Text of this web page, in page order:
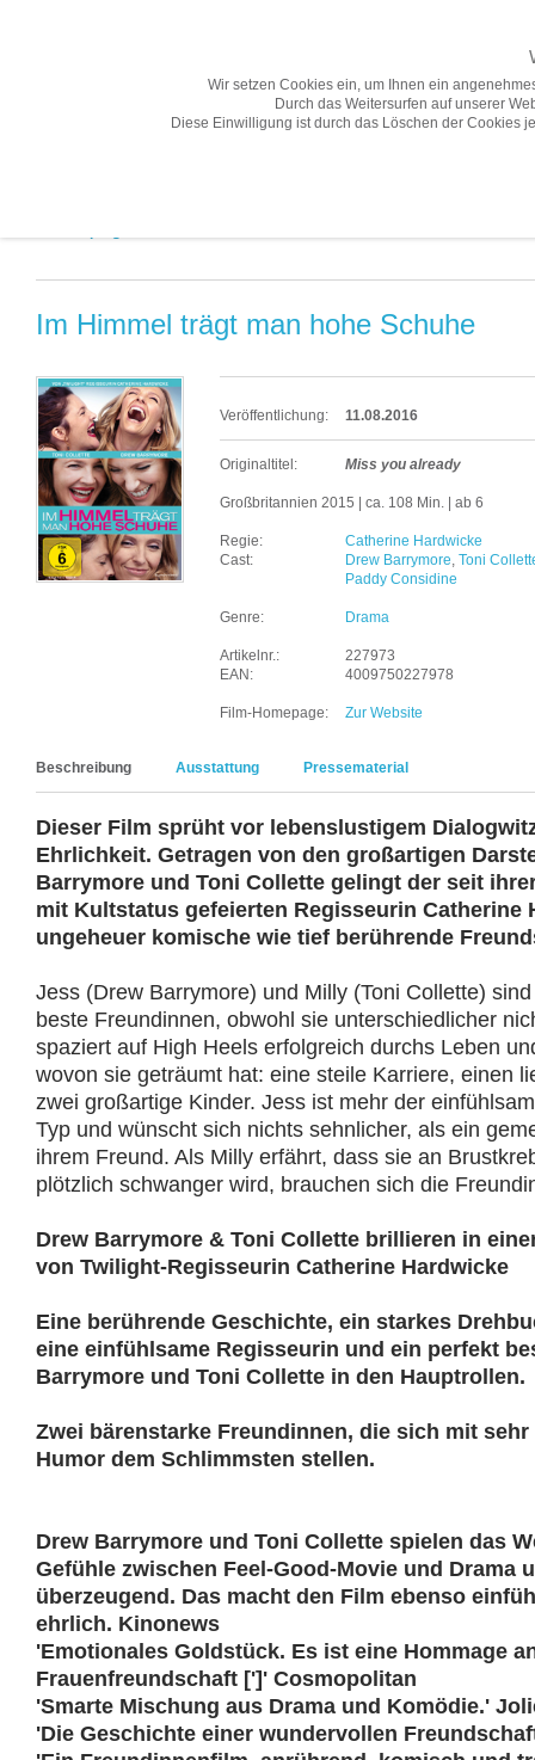
Im Himmel trägt man hohe Schuhe
Veröffentlichung: 11.08.2016
Originaltitel: Miss you already
Großbritannien 2015 | ca. 108 Min. | ab 6
Regie:
Catherine Hardwicke
Cast:
Drew Barrymore, Toni
Paddy Considine
Genre: Drama
Artikelnr.:
227973
EAN:
4009750227978
Film-Homepage: Zur Website
Beschreibung Ausstattung Pressematerial
Dieser Film sprüht vor lebenslustigem
Ehrlichkeit. Getragen von den großartigen
Barrymore und Toni Collette gelingt der seit
mit Kultstatus gefeierten Regisseurin Catherine
ungeheuer komische wie tief berührende
Jess (Drew Barrymore) und Milly (Toni Collette)
beste Freundinnen, obwohl sie unterschiedlicher
spaziert auf High Heels erfolgreich durchs Leben
wovon sie geträumt hat: eine steile Karriere, einen
zwei großartige Kinder. Jess ist mehr der
Typ und wünscht sich nichts sehnlicher, als ein
ihrem Freund. Als Milly erfährt, dass sie an
plötzlich schwanger wird, brauchen sich die
Drew Barrymore & Toni Collette brillieren in
von Twilight-Regisseurin Catherine Hardwicke
Eine berührende Geschichte, ein starkes
eine einfühlsame Regisseurin und ein perfekt
Barrymore und Toni Collette in den Hauptrollen.
Zwei bärenstarke Freundinnen, die sich mit
Humor dem Schlimmsten stellen.
Drew Barrymore und Toni Collette spielen das
Gefühle zwischen Feel-Good-Movie und Drama
überzeugend. Das macht den Film ebenso
ehrlich. Kinonews
'Emotionales Goldstück. Es ist eine Hommage
Frauenfreundschaft [']' Cosmopolitan
'Smarte Mischung aus Drama und Komödie.'
'Die Geschichte einer wundervollen
Wir setzen Cookies ein, um Ihnen ein
Durch das Weitersurfen auf unserer
Diese Einwilligung ist durch das Löschen der Cookies